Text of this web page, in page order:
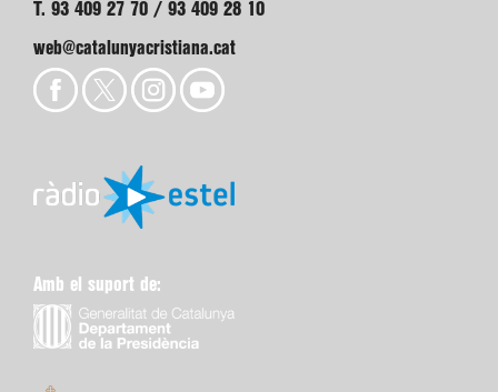
T. 93 409 27 70 / 93 409 28 10
web@catalunyacristiana.cat
Amb el suport de: